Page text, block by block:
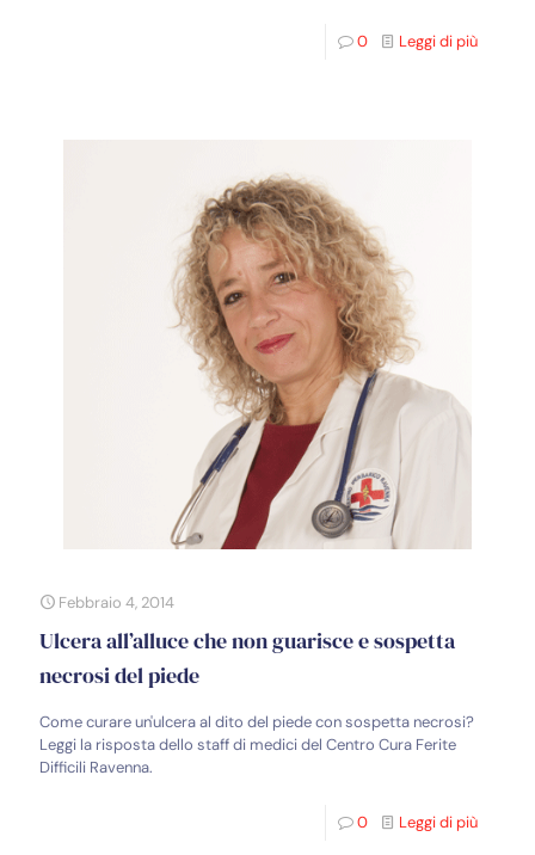
0 Leggi di più
Febbraio 4, 2014
Ulcera all’alluce che non guarisce e sospetta
necrosi del piede
Come curare un'ulcera al dito del piede con sospetta necrosi?
Leggi la risposta dello staff di medici del Centro Cura Ferite
Difficili Ravenna.
0 Leggi di più